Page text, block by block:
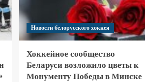
Новости белорусского хоккея
Хоккейное сообщество
Беларуси возложило цветы к
Монументу Победы в Минске